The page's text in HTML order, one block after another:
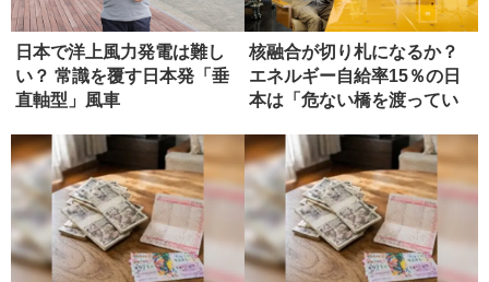
日本で洋上風力発電は難し
い？ 常識を覆す日本発「垂
直軸型」風車
核融合が切り札になるか？
エネルギー自給率15％の日
本は「危ない橋を渡ってい